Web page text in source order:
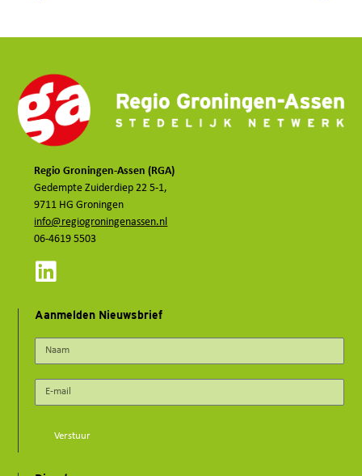
Regio Groningen-Assen (RGA)
Gedempte Zuiderdiep 22 5-1,
9711 HG Groningen
info@regiogroningenassen.nl
06-4619 5503
Aanmelden Nieuwsbrief
Verstuur